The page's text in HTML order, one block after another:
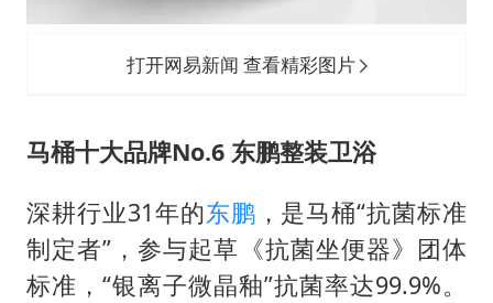
打开网易新闻 查看精彩图片
马桶十大品牌No.6 东鹏整装卫浴
深耕行业31年的东鹏 ，是马桶“抗菌标准
制定者”，参与起草《抗菌坐便器》团体
标准，“银离子微晶釉”抗菌率达99.9%。